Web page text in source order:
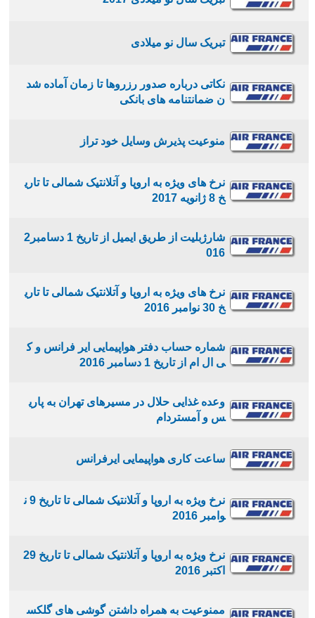
تبریک سال نو میلادی
نکاتی درباره صدور رزروها تا زمان آماده شد
ن ضمانتنامه های بانکی
منوعیت پذیرش وسایل خود تراز
نرخ های ویژه به اروپا و آتلانتیک شمالی تا تاری
خ 8 ژانویه 2017
شارژبلیت از طریق ایمیل از تاریخ 1 دسامبر2
016
نرخ های ویژه به اروپا و آتلانتیک شمالی تا تاری
خ 30 نوامبر 2016
شماره حساب دفتر هواپیمایی ایر فرانس و ک
ی ال ام از تاریخ 1 دسامبر 2016
وعده غذایی حلال در مسیرهای تهران به پاری
س و آمستردام
ساعت کاری هواپیمایی ایرفرانس
نرخ ویژه به اروپا و آتلانتیک شمالی تا تاریخ 9 ن
وامبر 2016
نرخ ویژه به اروپا و آتلانتیک شمالی تا تاریخ 29
اکتبر 2016
ممنوعیت به همراه داشتن گوشی های گلکس